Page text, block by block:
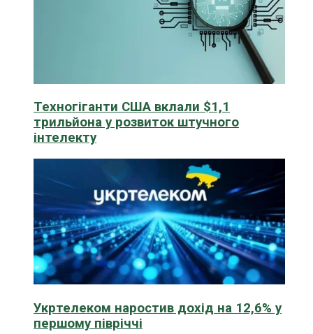
Техногіганти США вклали $1,1
трильйона у розвиток штучного
інтелекту
Укртелеком наростив дохід на 12,6% у
першому півріччі